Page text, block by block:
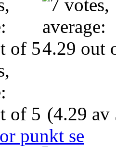
(4.29 av
punkt se